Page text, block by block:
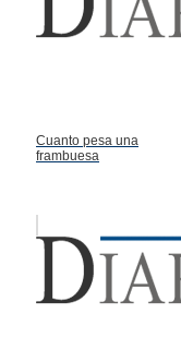
Cuanto pesa una
frambuesa